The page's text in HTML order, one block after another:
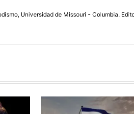
Universidad de Missouri - Columbia.